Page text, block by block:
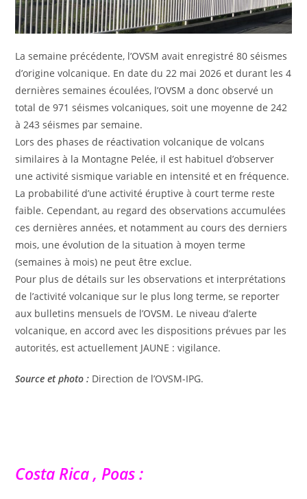
La semaine précédente, l’OVSM avait enregistré 80 séismes
d’origine volcanique. En date du 22 mai 2026 et durant les 4
dernières semaines écoulées, l’OVSM a donc observé un
total de 971 séismes volcaniques, soit une moyenne de 242
à 243 séismes par semaine.
Lors des phases de réactivation volcanique de volcans
similaires à la Montagne Pelée, il est habituel d’observer
une activité sismique variable en intensité et en fréquence.
La probabilité d’une activité éruptive à court terme reste
faible. Cependant, au regard des observations accumulées
ces dernières années, et notamment au cours des derniers
mois, une évolution de la situation à moyen terme
(semaines à mois) ne peut être exclue.
Pour plus de détails sur les observations et interprétations
de l’activité volcanique sur le plus long terme, se reporter
aux bulletins mensuels de l’OVSM. Le niveau d’alerte
volcanique, en accord avec les dispositions prévues par les
autorités, est actuellement JAUNE : vigilance.
Source et photo : Direction de l’OVSM-IPG.
Costa Rica , Poas :